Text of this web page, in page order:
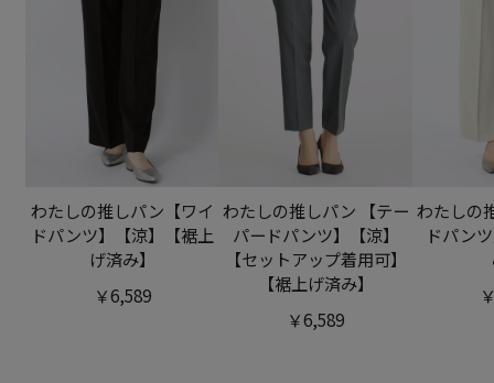
わたしの推しパン【ワイ
ドパンツ】【涼】【裾上
げ済み】
￥6,589
わたしの推しパン 【テー
パードパンツ】【涼】
【セットアップ着用可】
【裾上げ済み】
￥6,589
わたしの
ドパン